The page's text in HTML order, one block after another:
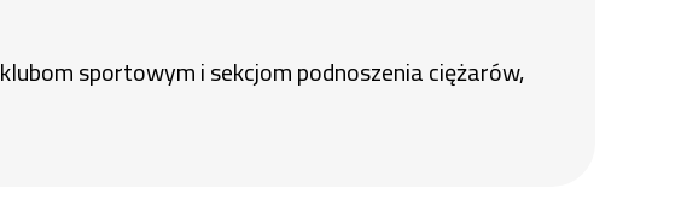
sportowym i sekcjom podnoszenia ciężarów,